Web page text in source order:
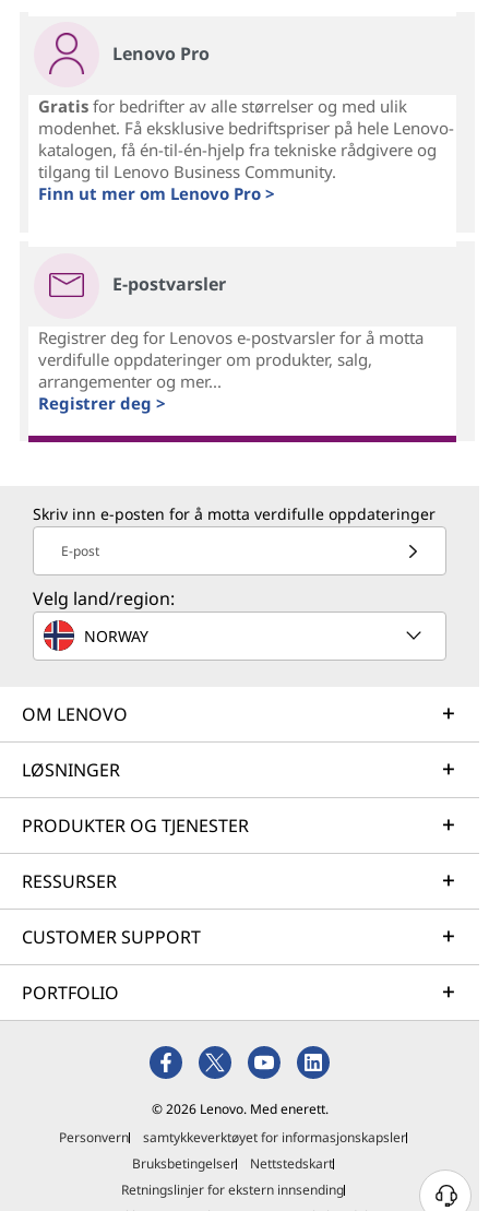
Lenovo Pro
Gratisfor bedrifter av alle størrelser og med ulik
modenhet. Få eksklusive bedriftspriser på hele Lenovo-
katalogen, få én-til-én-hjelp fra tekniske rådgivere og
tilgang til Lenovo Business Community.
Finn ut mer om Lenovo Pro >
E-postvarsler
Registrer deg for Lenovos e-postvarsler for å motta
verdifulle oppdateringer om produkter, salg,
arrangementer og mer...
Registrer deg >
Skriv inn e-posten for å motta verdifulle oppdateringer
E-post
Velg land/region:
NORWAY
OM LENOVO
LØSNINGER
PRODUKTER OG TJENESTER
RESSURSER
CUSTOMER SUPPORT
PORTFOLIO
© 2026 Lenovo. Med enerett.
Personvern
samtykkeverktøyet for informasjonskapsler
Bruksbetingelser
Nettstedskart
Retningslinjer for ekstern innsending